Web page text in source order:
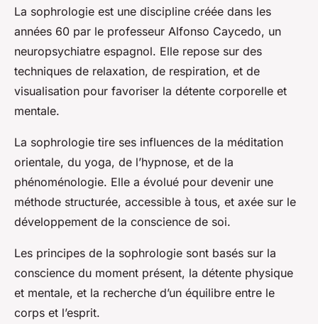
Découvrez la sophrologie,
votre porte vers la sérénité et
le bien-être
geoffroi•20 octobre 2023•2 min de lecture
La sophrologie est une discipline créée dans les
années 60 par le professeur Alfonso Caycedo, un
neuropsychiatre espagnol. Elle repose sur des
techniques de relaxation, de respiration, et de
visualisation pour favoriser la détente corporelle et
mentale.
La sophrologie tire ses influences de la méditation
orientale, du yoga, de l’hypnose, et de la
phénoménologie. Elle a évolué pour devenir une
méthode structurée, accessible à tous, et axée sur le
développement de la conscience de soi.
Les principes de la sophrologie sont basés sur la
conscience du moment présent, la détente physique
et mentale, et la recherche d’un équilibre entre le
corps et l’esprit.